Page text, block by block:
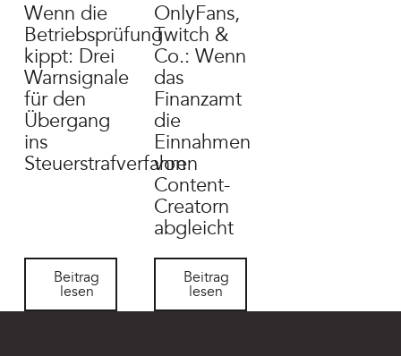
Wenn die
Betriebsprüfung
kippt: Drei
Warnsignale
für den
Übergang
ins
Steuerstrafverfahren
Beitrag lesen
Beitrag
lesen
OnlyFans,
Twitch &
Co.: Wenn
das
Finanzamt
die
Einnahmen
von
Content-
Creatorn
abgleicht
Beitrag lesen
Beitrag
lesen